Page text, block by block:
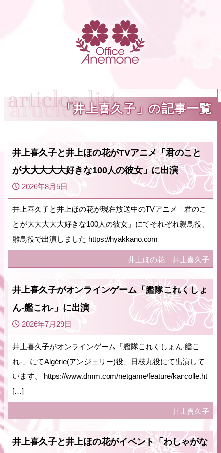
「井上喜久子」の記事一覧
井上喜久子と井上ほの花がTVアニメ「君のこと
が大大大大大好きな100人の彼女」に出演
2026年8月5日
井上喜久子と井上ほの花が現在放送中のTVアニメ「君のこ
とが大大大大大好きな100人の彼女」にてそれぞれ親鳥役、
雛鳥役で出演しました https://hyakkano.com
井上ほの花 井上喜久子
井上喜久子がオンラインゲーム「艦隊これくしょ
ん‐艦これ‐」に出演
2026年7月29日
井上喜久子がオンラインゲーム「艦隊これくしょん‐艦こ
れ‐」にてAlgérie(アンジェリー)役、日枝丸役にて出演して
います。 https://www.dmm.com/netgame/feature/kancolle.ht
[…]
井上喜久子
井上喜久子と井上ほの花がイベント「わしゃがな